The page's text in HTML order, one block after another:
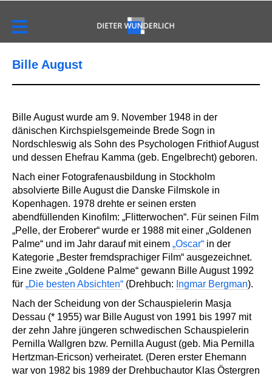
Bille August
Bille August wurde am 9. November 1948 in der
dänischen Kirchspielsgemeinde Brede Sogn in
Nordschleswig als Sohn des Psychologen Frithiof August
und dessen Ehefrau Kamma (geb. Engelbrecht) geboren.
Nach einer Fotografenausbildung in Stockholm
absolvierte Bille August die Danske Filmskole in
Kopenhagen. 1978 drehte er seinen ersten
abendfüllenden Kinofilm: „Flitterwochen“. Für seinen Film
„Pelle, der Eroberer“ wurde er 1988 mit einer „Goldenen
Palme“ und im Jahr darauf mit einem „Oscar“ in der
Kategorie „Bester fremdsprachiger Film“ ausgezeichnet.
Eine zweite „Goldene Palme“ gewann Bille August 1992
für „Die besten Absichten“ (Drehbuch: Ingmar Bergman).
Nach der Scheidung von der Schauspielerin Masja
Dessau (* 1955) war Bille August von 1991 bis 1997 mit
der zehn Jahre jüngeren schwedischen Schauspielerin
Pernilla Wallgren bzw. Pernilla August (geb. Mia Pernilla
Hertzman-Ericson) verheiratet. (Deren erster Ehemann
war von 1982 bis 1989 der Drehbuchautor Klas Östergren